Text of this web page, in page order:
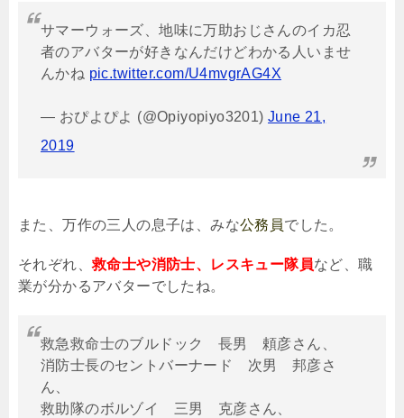
サマーウォーズ、地味に万助おじさんのイカ忍
者のアバターが好きなんだけどわかる人いませ
んかね pic.twitter.com/U4mvgrAG4X
— おぴよぴよ (@Opiyopiyo3201)June 21,
2019
また、万作の三人の息子は、みな公務員でした。
それぞれ、救命士や消防士、レスキュー隊員など、職
業が分かるアバターでしたね。
救急救命士のブルドック 長男 頼彦さん、
消防士長のセントバーナード 次男 邦彦さ
ん、
救助隊のボルゾイ 三男 克彦さん、